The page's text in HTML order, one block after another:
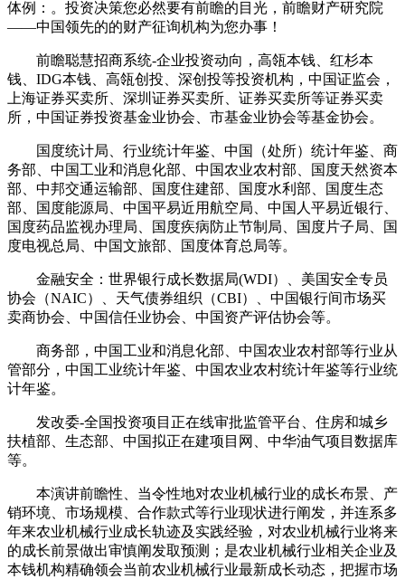
体例：。投资决策您必然要有前瞻的目光，前瞻财产研究院
——中国领先的的财产征询机构为您办事！
前瞻聪慧招商系统-企业投资动向，高瓴本钱、红杉本
钱、IDG本钱、高瓴创投、深创投等投资机构，中国证监会，
上海证券买卖所、深圳证券买卖所、证券买卖所等证券买卖
所，中国证券投资基金业协会、市基金业协会等基金协会。
国度统计局、行业统计年鉴、中国（处所）统计年鉴、商
务部、中国工业和消息化部、中国农业农村部、国度天然资本
部、中邦交通运输部、国度住建部、国度水利部、国度生态
部、国度能源局、中国平易近用航空局、中国人平易近银行、
国度药品监视办理局、国度疾病防止节制局、国度片子局、国
度电视总局、中国文旅部、国度体育总局等。
金融安全：世界银行成长数据局(WDI）、美国安全专员
协会（NAIC）、天气债券组织（CBI）、中国银行间市场买
卖商协会、中国信任业协会、中国资产评估协会等。
商务部，中国工业和消息化部、中国农业农村部等行业从
管部分，中国工业统计年鉴、中国农业农村统计年鉴等行业统
计年鉴。
发改委-全国投资项目正在线审批监管平台、住房和城乡
扶植部、生态部、中国拟正在建项目网、中华油气项目数据库
等。
本演讲前瞻性、当令性地对农业机械行业的成长布景、产
销环境、市场规模、合作款式等行业现状进行阐发，并连系多
年来农业机械行业成长轨迹及实践经验，对农业机械行业将来
的成长前景做出审慎阐发取预测；是农业机械行业相关企业及
本钱机构精确领会当前农业机械行业最新成长动态，把握市场